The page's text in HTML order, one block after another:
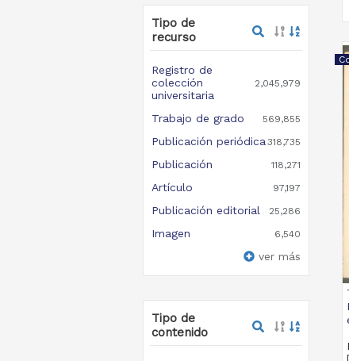
Tipo de
recurso
Registro de
colección
universitaria
2,045,979
Trabajo de grado 569,855
Publicación periódica 318,735
Publicación 118,271
Artículo 97,197
Publicación editorial 25,286
Imagen 6,540
ver más
Tipo de
contenido